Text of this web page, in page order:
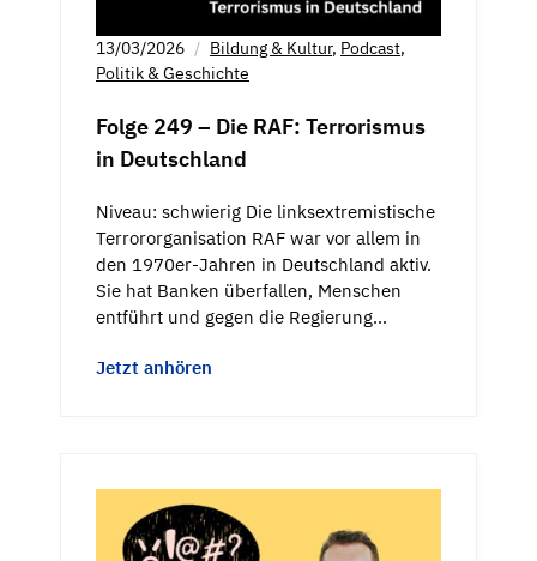
13/03/2026 Bildung & Kultur, Podcast,
Politik & Geschichte
Folge 249 – Die RAF: Terrorismus
in Deutschland
Niveau: schwierig Die linksextremistische
Terrororganisation RAF war vor allem in
den 1970er-Jahren in Deutschland aktiv.
Sie hat Banken überfallen, Menschen
entführt und gegen die Regierung…
Jetzt anhören